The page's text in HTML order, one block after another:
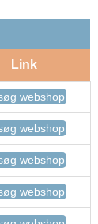
Link
webshop
webshop
webshop
webshop